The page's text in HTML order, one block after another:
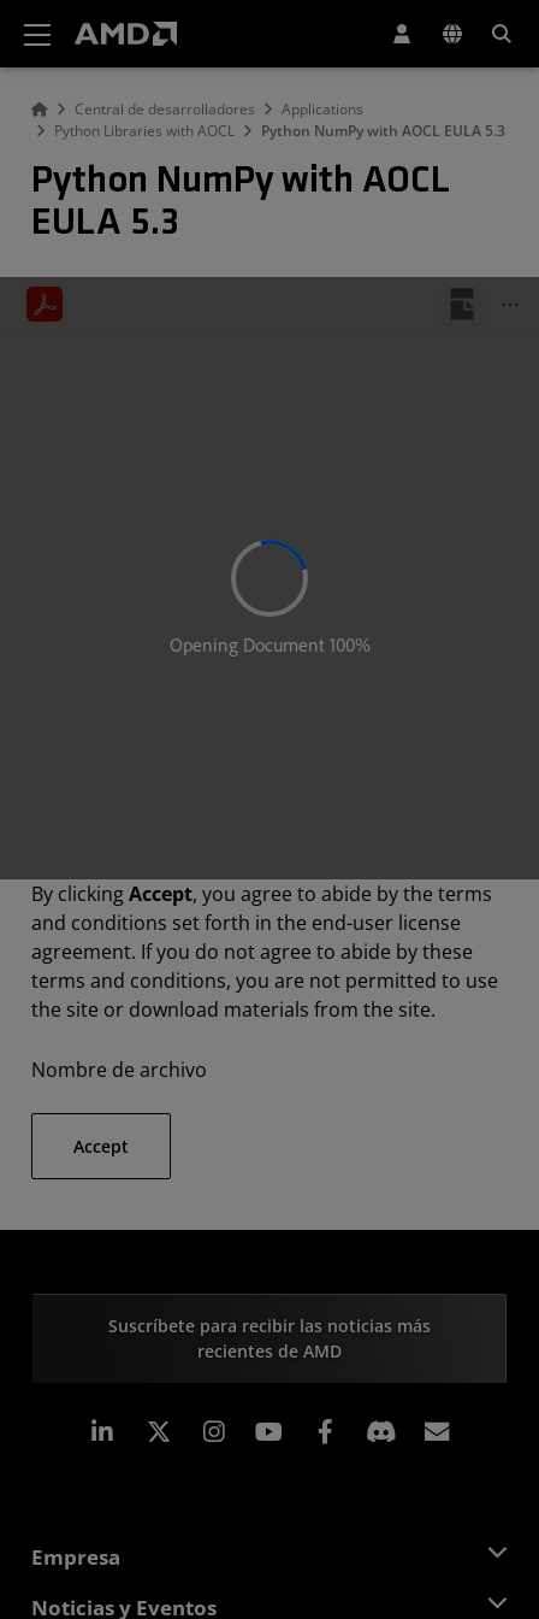
Central de desarrolladores
Applications
Python Libraries with AOCL
Python NumPy with AOCL EULA 5.3
Python NumPy with AOCL
EULA 5.3
By clickingAccept, you agree to abide by the terms
and conditions set forth in the end-user license
agreement. If you do not agree to abide by these
terms and conditions, you are not permitted to use
the site or download materials from the site.
Nombre de archivo
Accept
Suscríbete para recibir las noticias más
recientes de AMD
LinkedIn Instagram Facebook
Empresa
Acerca de AMD
Noticias y Eventos